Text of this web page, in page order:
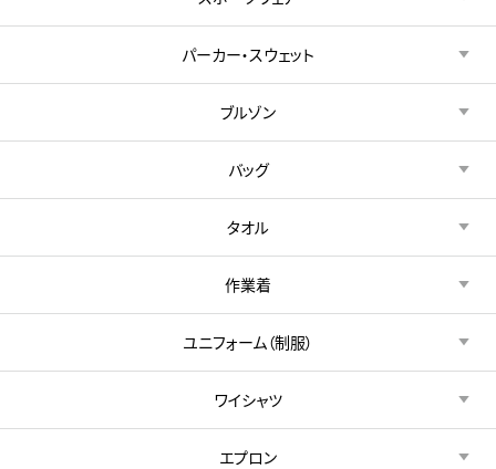
パーカー・スウェット
ブルゾン
バッグ
タオル
作業着
ユニフォーム（制服）
ワイシャツ
エプロン